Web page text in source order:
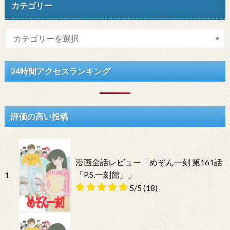
カテゴリー
24時間アクセスランキング
評価の高い投稿
1
漫画全話レビュー「めぞん一刻 第161話
「P.S.一刻館」」
5/5(18)